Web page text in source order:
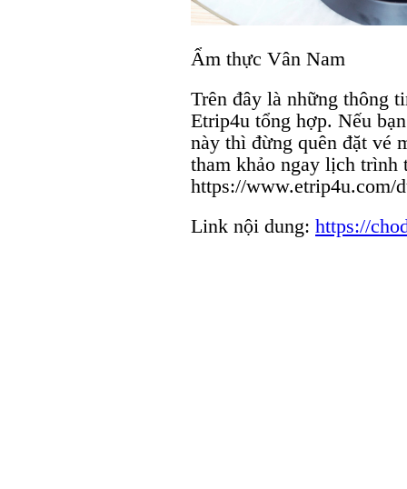
Ẩm thực Vân Nam
Trên đây là những thông
Etrip4u tổng hợp. Nếu
này thì đừng quên đặt vé
tham khảo ngay lịch trình
https://www.etrip4u.com/
Link nội dung: https://